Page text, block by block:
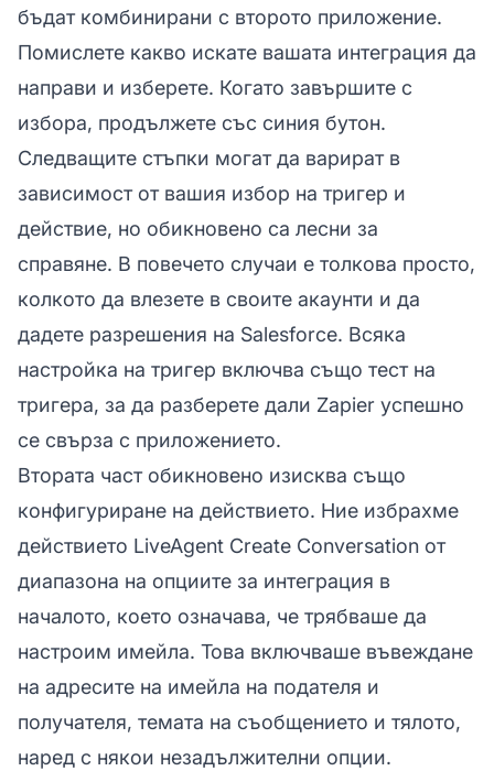
бъдат комбинирани с второто приложение.
Помислете какво искате вашата интеграция да
направи и изберете. Когато завършите с
избора, продължете със синия бутон.
Следващите стъпки могат да варират в
зависимост от вашия избор на тригер и
действие, но обикновено са лесни за
справяне. В повечето случаи е толкова просто,
колкото да влезете в своите акаунти и да
дадете разрешения на Salesforce. Всяка
настройка на тригер включва също тест на
тригера, за да разберете дали Zapier успешно
се свърза с приложението.
Втората част обикновено изисква също
конфигуриране на действието. Ние избрахме
действието LiveAgent Create Conversation от
диапазона на опциите за интеграция в
началото, което означава, че трябваше да
настроим имейла. Това включваше въвеждане
на адресите на имейла на подателя и
получателя, темата на съобщението и тялото,
наред с някои незадължителни опции.